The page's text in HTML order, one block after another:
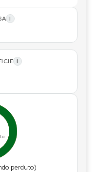
I
I
perduto)